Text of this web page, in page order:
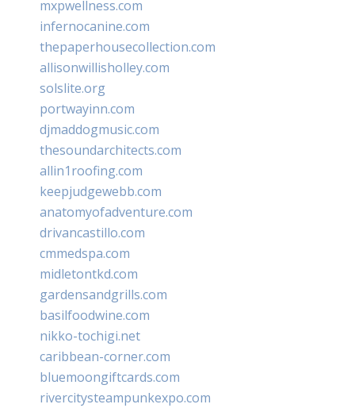
mxpwellness.com
infernocanine.com
thepaperhousecollection.com
allisonwillisholley.com
solslite.org
portwayinn.com
djmaddogmusic.com
thesoundarchitects.com
allin1roofing.com
keepjudgewebb.com
anatomyofadventure.com
drivancastillo.com
cmmedspa.com
midletontkd.com
gardensandgrills.com
basilfoodwine.com
nikko-tochigi.net
caribbean-corner.com
bluemoongiftcards.com
rivercitysteampunkexpo.com